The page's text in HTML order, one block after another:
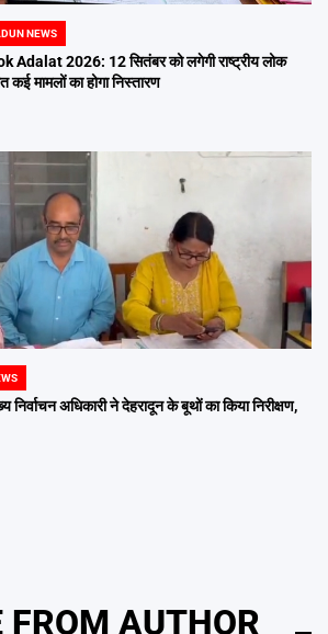
NEWS
2026: 12 सितंबर को लगेगी राष्ट्रीय लोक
मामलों का होगा निस्तारण
अधिकारी ने देहरादून के बूथों का किया निरीक्षण,
FROM AUTHOR